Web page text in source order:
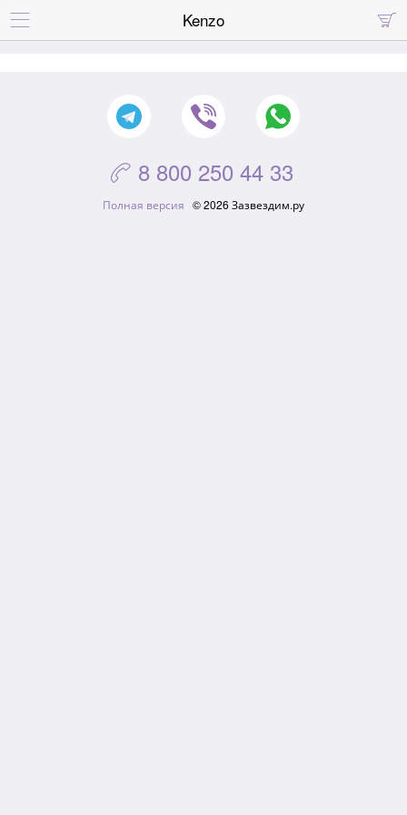
 
Kenzo
 8 800 250 44 33
Полная версия © 2026 Зазвездим.ру